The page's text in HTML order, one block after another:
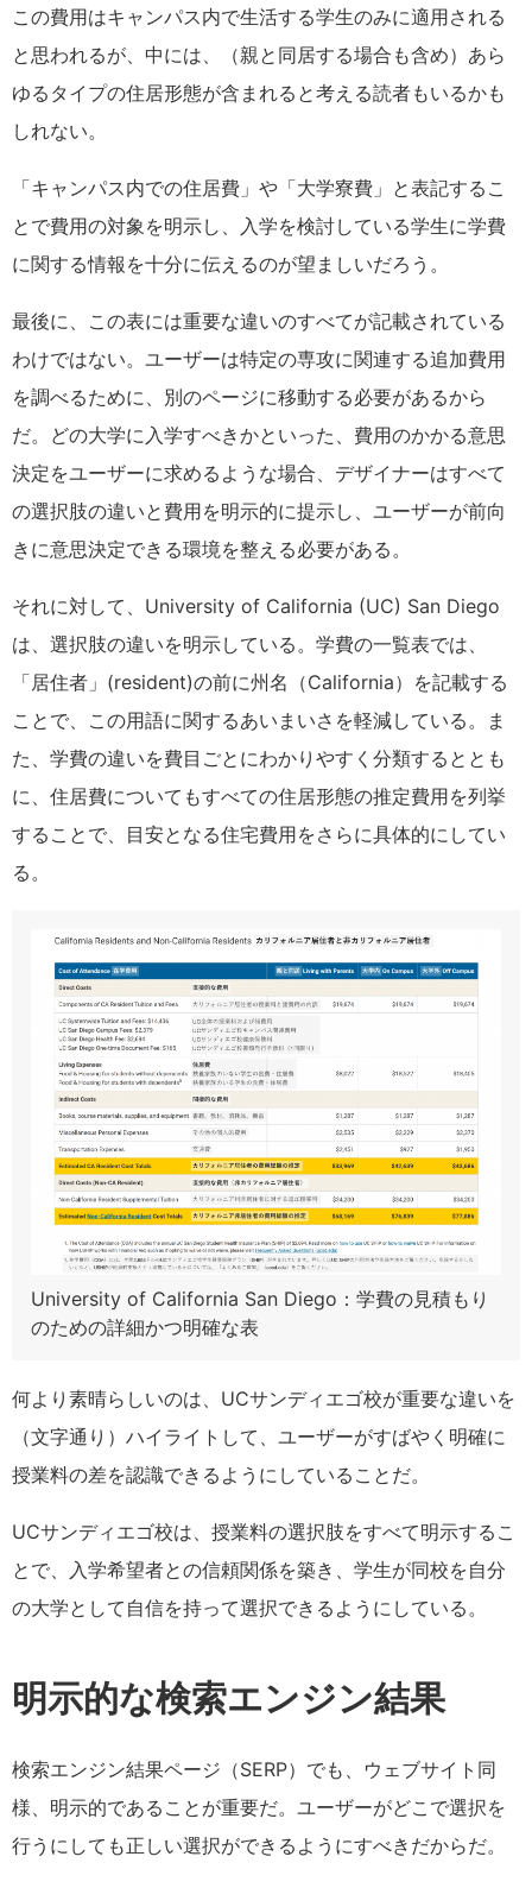
この費用はキャンパス内で生活する学生のみに適用される
と思われるが、中には、（親と同居する場合も含め）あら
ゆるタイプの住居形態が含まれると考える読者もいるかも
しれない。
「キャンパス内での住居費」や「大学寮費」と表記するこ
とで費用の対象を明示し、入学を検討している学生に学費
に関する情報を十分に伝えるのが望ましいだろう。
最後に、この表には重要な違いのすべてが記載されている
わけではない。ユーザーは特定の専攻に関連する追加費用
を調べるために、別のページに移動する必要があるから
だ。どの大学に入学すべきかといった、費用のかかる意思
決定をユーザーに求めるような場合、デザイナーはすべて
の選択肢の違いと費用を明示的に提示し、ユーザーが前向
きに意思決定できる環境を整える必要がある。
それに対して、University of California (UC) San Diego
は、選択肢の違いを明示している。学費の一覧表では、
「居住者」(resident)の前に州名（California）を記載する
ことで、この用語に関するあいまいさを軽減している。ま
た、学費の違いを費目ごとにわかりやすく分類するととも
に、住居費についてもすべての住居形態の推定費用を列挙
することで、目安となる住宅費用をさらに具体的にしてい
る。
University of California San Diego：学費の見積もり
のための詳細かつ明確な表
何より素晴らしいのは、UCサンディエゴ校が重要な違いを
（文字通り）ハイライトして、ユーザーがすばやく明確に
授業料の差を認識できるようにしていることだ。
UCサンディエゴ校は、授業料の選択肢をすべて明示するこ
とで、入学希望者との信頼関係を築き、学生が同校を自分
の大学として自信を持って選択できるようにしている。
明示的な検索エンジン結果
検索エンジン結果ページ（SERP）でも、ウェブサイト同
様、明示的であることが重要だ。ユーザーがどこで選択を
行うにしても正しい選択ができるようにすべきだからだ。